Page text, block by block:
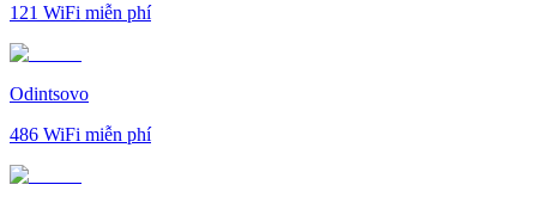
121 WiFi miễn phí
Odintsovo
486 WiFi miễn phí